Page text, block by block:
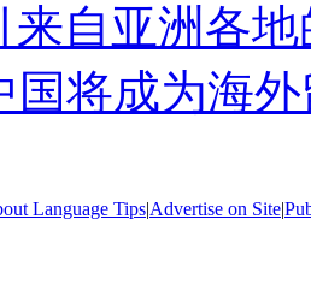
来自亚洲各
国将成为海
Language Tips|Advertise on Site|